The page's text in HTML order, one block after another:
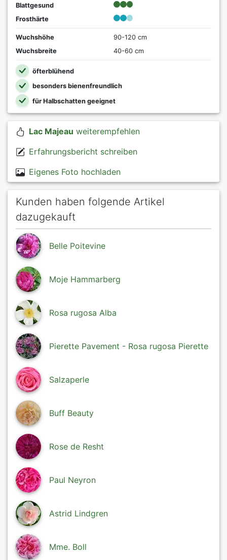
Blattgesund
Frosthärte
Wuchshöhe
90-120 cm
Wuchsbreite
40-60 cm
öfterblühend
besonders bienenfreundlich
für Halbschatten geeignet
Lac Majeau weiterempfehlen
Erfahrungsbericht schreiben
Eigenes Foto hochladen
Kunden haben folgende Artikel
dazugekauft
Belle Poitevine
Moje Hammarberg
Rosa rugosa Alba
Pierette Pavement - Rosa rugosa Pierette
Salzaperle
Buff Beauty
Rose de Resht
Paul Neyron
Astrid Lindgren
Mme. Boll